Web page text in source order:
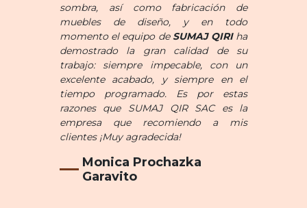
sombra, así como fabricación de
muebles de diseño, y en todo
momento el equipo de SUMAJ QIRIha
demostrado la gran calidad de su
trabajo: siempre impecable, con un
excelente acabado, y siempre en el
tiempo programado. Es por estas
razones que SUMAJ QIR SAC es la
empresa que recomiendo a mis
clientes ¡Muy agradecida!
Monica Prochazka
Garavito